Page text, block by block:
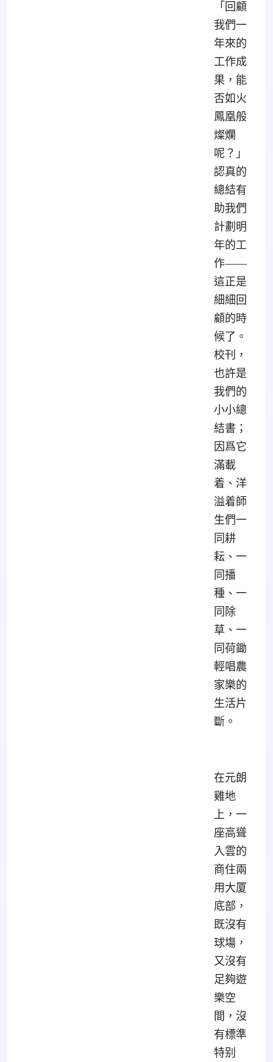
「回顧
我們一
年來的
工作成
果，能
否如火
鳳凰般
燦爛
呢？」
認真的
總結有
助我們
計劃明
年的工
作——
這正是
細細回
顧的時
候了。
校刊，
也許是
我們的
小小總
結書；
因爲它
滿載
着、洋
溢着師
生們一
同耕
耘、一
同播
種、一
同除
草、一
同荷鋤
輕唱農
家樂的
生活片
斷。
在元朗
雞地
上，一
座高聳
入雲的
商住兩
用大厦
底部，
既沒有
球塲，
又沒有
足夠遊
樂空
間，沒
有標準
特别